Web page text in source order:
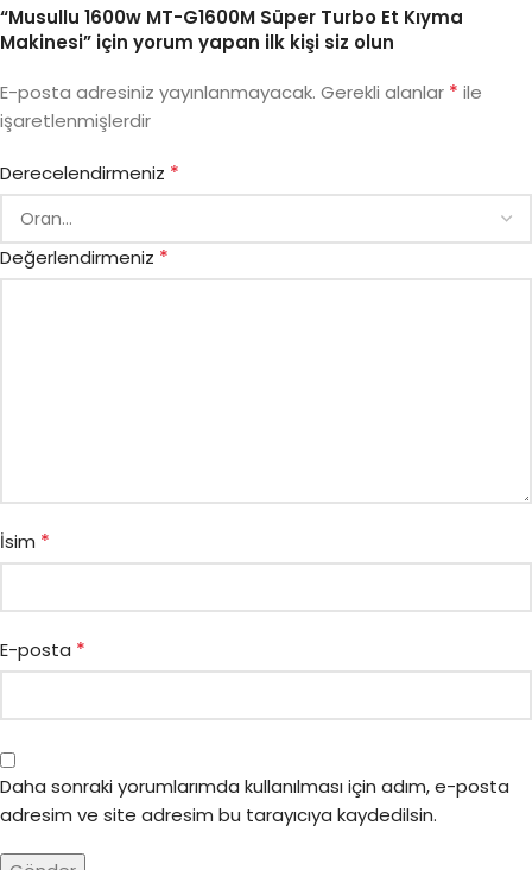
“Musullu 1600w MT-G1600M Süper Turbo Et Kıyma
Makinesi” için yorum yapan ilk kişi siz olun
E-posta adresiniz yayınlanmayacak. Gerekli alanlar * ile
işaretlenmişlerdir
Derecelendirmeniz *
Değerlendirmeniz *
İsim *
E-posta *
Daha sonraki yorumlarımda kullanılması için adım, e-posta
adresim ve site adresim bu tarayıcıya kaydedilsin.